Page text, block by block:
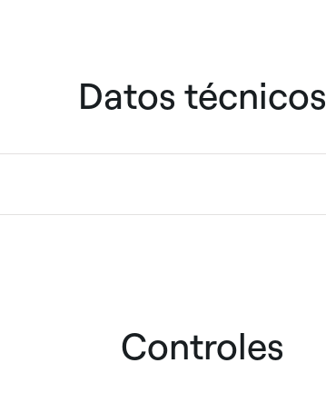
Datos técnicos
Controles